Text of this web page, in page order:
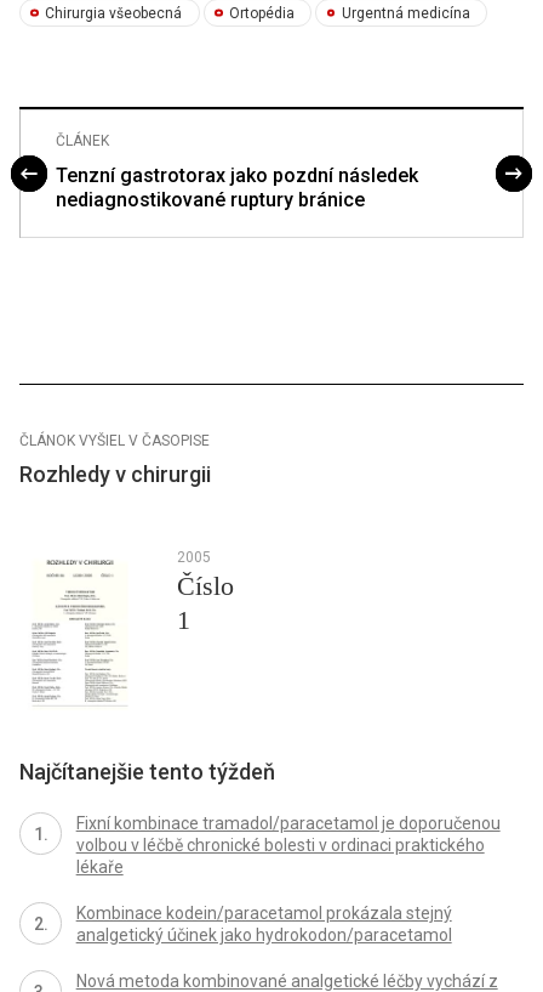
Chirurgia všeobecná Ortopédia Urgentná medicína
ČLÁNEK
Tenzní gastrotorax jako pozdní následek
nediagnostikované ruptury bránice
ČLÁNOK VYŠIEL V ČASOPISE
Rozhledy v chirurgii
2005
Číslo
1
Najčítanejšie tento týždeň
Fixní kombinace tramadol/paracetamol je doporučenou
volbou v léčbě chronické bolesti v ordinaci praktického
lékaře
Kombinace kodein/paracetamol prokázala stejný
analgetický účinek jako hydrokodon/paracetamol
Nová metoda kombinované analgetické léčby vychází z